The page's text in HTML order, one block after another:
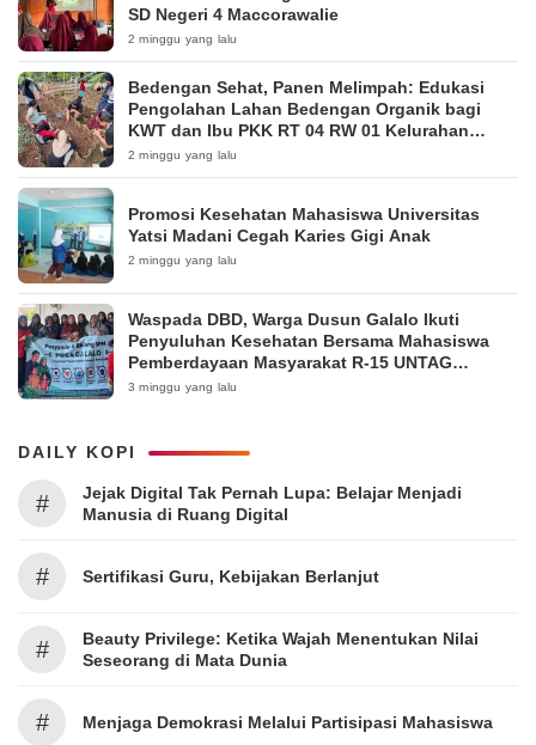
SD Negeri 4 Maccorawalie
2 minggu yang lalu
Bedengan Sehat, Panen Melimpah: Edukasi
Pengolahan Lahan Bedengan Organik bagi
KWT dan Ibu PKK RT 04 RW 01 Kelurahan
Pakintelan
2 minggu yang lalu
Promosi Kesehatan Mahasiswa Universitas
Yatsi Madani Cegah Karies Gigi Anak
2 minggu yang lalu
Waspada DBD, Warga Dusun Galalo Ikuti
Penyuluhan Kesehatan Bersama Mahasiswa
Pemberdayaan Masyarakat R-15 UNTAG
Surabaya 2026
3 minggu yang lalu
DAILY KOPI
#
Jejak Digital Tak Pernah Lupa: Belajar Menjadi
Manusia di Ruang Digital
# Sertifikasi Guru, Kebijakan Berlanjut
#
Beauty Privilege: Ketika Wajah Menentukan Nilai
Seseorang di Mata Dunia
# Menjaga Demokrasi Melalui Partisipasi Mahasiswa